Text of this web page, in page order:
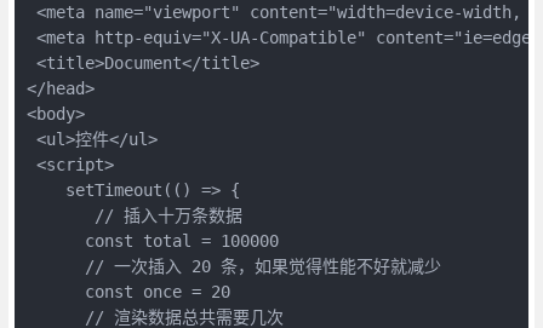
<meta name="viewport" content="width=device-
<meta http-equiv="X-UA-Compatible"
<title>Document</title>
</head>
<body>
<ul>控件</ul>
<script>
    setTimeout(() => {
       // 插入十万条数据
      const total = 100000
      // 一次插入 20 条，如果觉得性能不好就减少
      const once = 20
      // 渲染数据总共需要几次